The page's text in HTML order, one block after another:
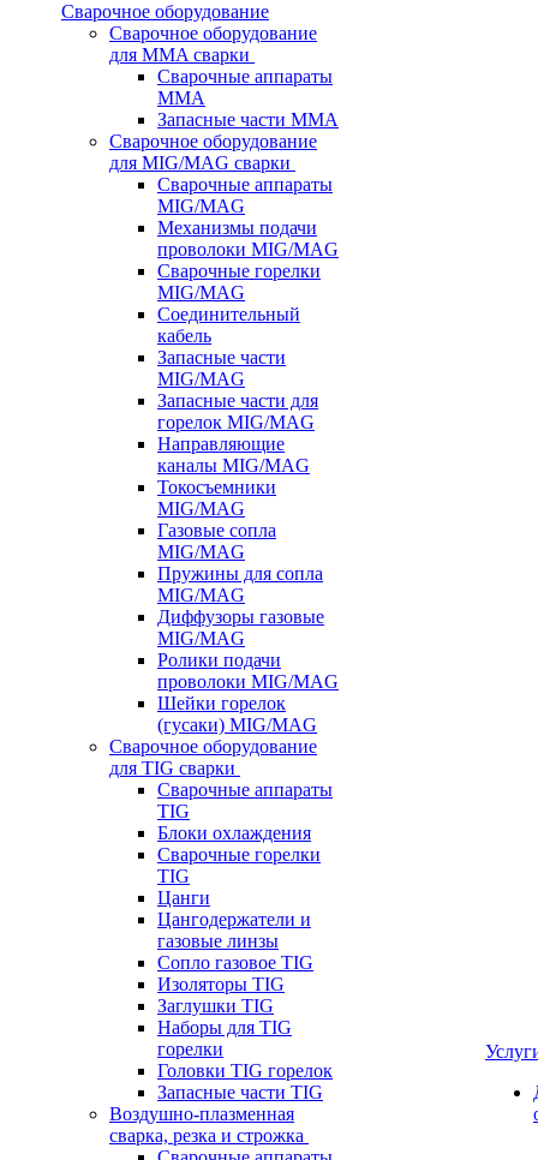
Сварочное оборудование
Сварочное оборудование
для MMA сварки
Сварочные аппараты
MMA
Запасные части MMA
Сварочное оборудование
для MIG/MAG сварки
Сварочные аппараты
MIG/MAG
Механизмы подачи
проволоки MIG/MAG
Сварочные горелки
MIG/MAG
Соединительный
кабель
Запасные части
MIG/MAG
Запасные части для
горелок MIG/MAG
Направляющие
каналы MIG/MAG
Токосъемники
MIG/MAG
Газовые сопла
MIG/MAG
Пружины для сопла
MIG/MAG
Диффузоры газовые
MIG/MAG
Ролики подачи
проволоки MIG/MAG
Шейки горелок
(гусаки) MIG/MAG
Сварочное оборудование
для TIG сварки
Сварочные аппараты
TIG
Блоки охлаждения
Сварочные горелки
TIG
Цанги
Цангодержатели и
газовые линзы
Сопло газовое TIG
Изоляторы TIG
Заглушки TIG
Наборы для TIG
горелки
Головки TIG горелок
Запасные части TIG
Воздушно-плазменная
сварка, резка и строжка